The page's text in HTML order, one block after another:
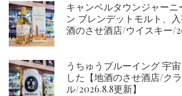
キャンベルタウンジャーニ
ン ブレンデットモルト、
酒のさせ酒店/ウイスキー/
うちゅうブルーイング 宇
した【地酒のさせ酒店/ク
ル/2026.8.8更新】